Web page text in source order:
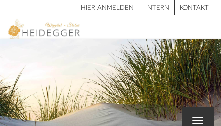
HIER ANMELDEN INTERN KONTAKT
Toggle